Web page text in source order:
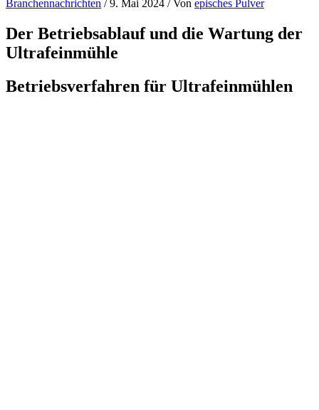
Branchennachrichten / 9. Mai 2024 / Von episches Pulver
Der Betriebsablauf und die Wartung der
Ultrafeinmühle
Betriebsverfahren für Ultrafeinmühlen